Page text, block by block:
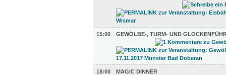
15:00 GEWÖLBE-, TURM- UND
18:00 MAGIC DINNER